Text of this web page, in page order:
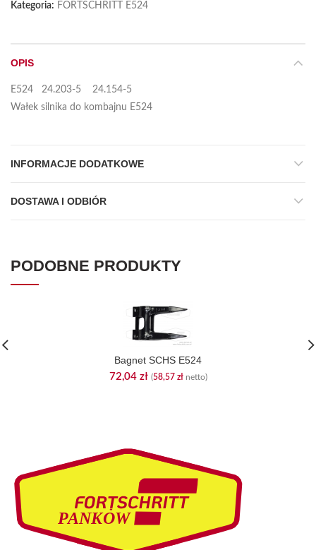
Kategoria: FORTSCHRITT E524
OPIS
E524 24.203-5 24.154-5
Wałek silnika do kombajnu E524
INFORMACJE DODATKOWE
DOSTAWA I ODBIÓR
PODOBNE PRODUKTY
Bagnet SCHS E524
72,04 zł (58,57 złnetto)